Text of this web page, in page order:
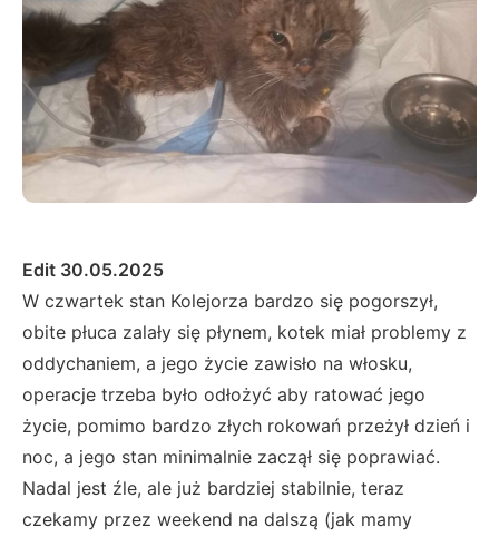
Edit 30.05.2025
W czwartek stan Kolejorza bardzo się pogorszył,
obite płuca zalały się płynem, kotek miał problemy z
oddychaniem, a jego życie zawisło na włosku,
operacje trzeba było odłożyć aby ratować jego
życie, pomimo bardzo złych rokowań przeżył dzień i
noc, a jego stan minimalnie zaczął się poprawiać.
Nadal jest źle, ale już bardziej stabilnie, teraz
czekamy przez weekend na dalszą (jak mamy